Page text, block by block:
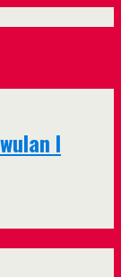
I